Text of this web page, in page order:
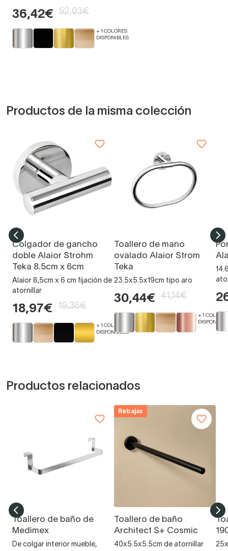
36,42€ 52,03€
+ 1 COLORES
DISPONIBLES
Productos de la misma colección
Colgador de gancho
doble Alaior Strohm
Teka 8.5cm x 6cm
Alaior 8,5cm x 6 cm fijación de
atornillar
18,97€ 19,36€
+ 1 COLORES
DISPONIBLES
Toallero de mano
ovalado Alaior Strom
Teka
23.5x5.5x19cm tipo aro
30,44€ 41,14€
+ 1
Productos relacionados
Toallero de baño de
Medimex
De colgar interior mueble,
Rebajas
Toallero de baño
Architect S+ Cosmic
40x5.5x5.5cm de atornillar